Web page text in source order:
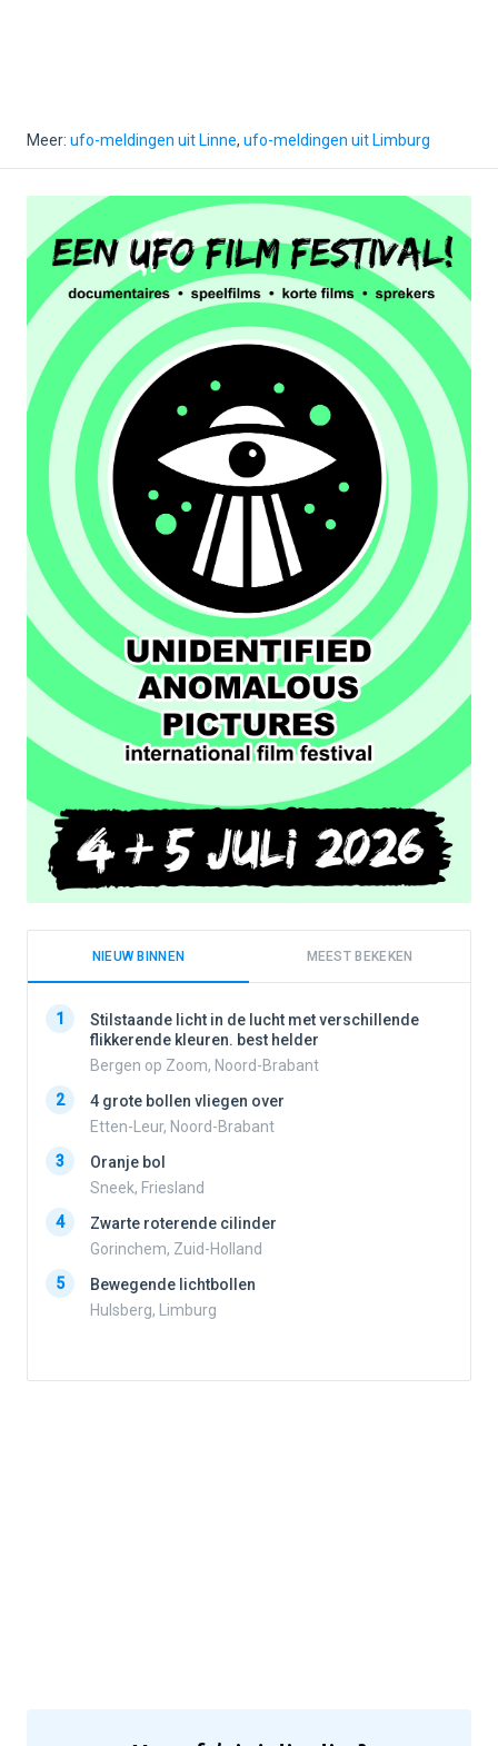
Meer: ufo-meldingen uit Linne, ufo-meldingen uit Limburg
NIEUW BINNEN MEEST BEKEKEN
1
Stilstaande licht in de lucht met verschillende
flikkerende kleuren. best helder
Bergen op Zoom, Noord-Brabant
2
4 grote bollen vliegen over
Etten-Leur, Noord-Brabant
3
Oranje bol
Sneek, Friesland
4
Zwarte roterende cilinder
Gorinchem, Zuid-Holland
5
Bewegende lichtbollen
Hulsberg, Limburg